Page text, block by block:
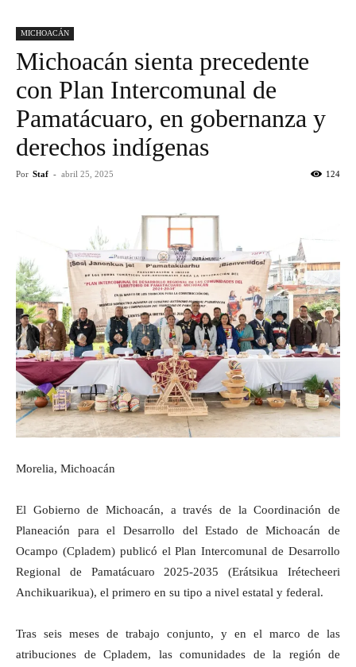
MICHOACÁN
Michoacán sienta precedente
con Plan Intercomunal de
Pamatácuaro, en gobernanza y
derechos indígenas
Por Staf - abril 25, 2025 124
Morelia, Michoacán
El Gobierno de Michoacán, a través de la Coordinación de
Planeación para el Desarrollo del Estado de Michoacán de
Ocampo (Cpladem) publicó el Plan Intercomunal de Desarrollo
Regional de Pamatácuaro 2025-2035 (Erátsikua Irétecheeri
Anchikuarikua), el primero en su tipo a nivel estatal y federal.
Tras seis meses de trabajo conjunto, y en el marco de las
atribuciones de Cpladem, las comunidades de la región de